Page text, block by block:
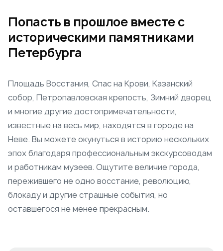
Попасть в прошлое вместе с
историческими памятниками
Петербурга
Площадь Восстания, Спас на Крови, Казанский
собор, Петропавловская крепость, Зимний дворец
и многие другие достопримечательности,
известные на весь мир, находятся в городе на
Неве. Вы можете окунуться в историю нескольких
эпох благодаря профессиональным экскурсоводам
и работникам музеев. Ощутите величие города,
пережившего не одно восстание, революцию,
блокаду и другие страшные события, но
оставшегося не менее прекрасным.